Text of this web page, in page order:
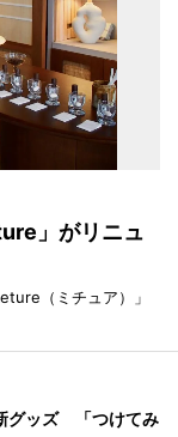
」がリニュ
（ミチュア）」
グッズ 「つけてみ